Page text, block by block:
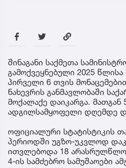
შინაგანი საქმეთა
გამოქვეყნებული 2025
პირველი 6 თვის
ნახევრის განმავლობაში
მოქალაქე დაიკარგა. მათგან
ადგილსამყოფელი დღემდე
ოფიციალური სტატისტიკის
პერიოდში უგზო-უკვლოდ
ითვლებოდა 18
4-ის სამძებრო სამუშაოები